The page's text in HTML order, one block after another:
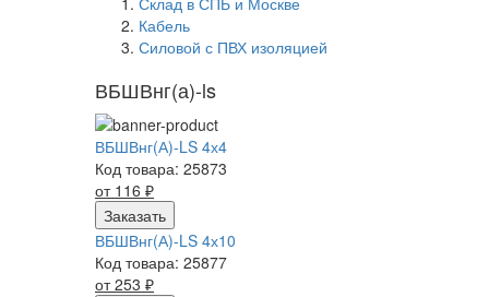
Кабель
Силовой с ПВХ изоляцией
ВБШВнг(а)-ls
ВБШВнг(А)-LS 4х4
Код товара: 25873
от 116 ₽
Заказать
ВБШВнг(А)-LS 4х10
Код товара: 25877
от 253 ₽